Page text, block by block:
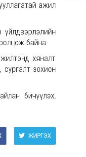
ажил
үйлдвэрлэлийн
байна.
хяналт
сургалт зохион
бичүүлэх,
ЖИРГЭХ